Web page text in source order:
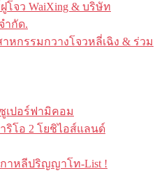
โจว WaiXing & บริษัท
ำกัด.
าหกรรมกวางโจวหลี่เฉิง & ร่วม
เปอร์ฟามิคอม
ริโอ 2 โยชิไอส์แลนด์
เกาหลีปริญญาโท-List !